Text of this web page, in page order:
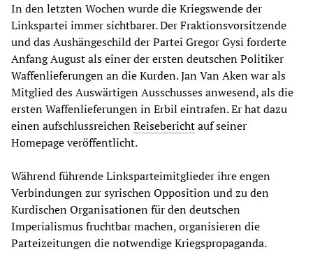
In den letzten Wochen wurde die Kriegswende der
Linkspartei immer sichtbarer. Der Fraktionsvorsitzende
und das Aushängeschild der Partei Gregor Gysi forderte
Anfang August als einer der ersten deutschen Politiker
Waffenlieferungen an die Kurden. Jan Van Aken war als
Mitglied des Auswärtigen Ausschusses anwesend, als die
ersten Waffenlieferungen in Erbil eintrafen. Er hat dazu
einen aufschlussreichenReiseberichtauf seiner
Homepage veröffentlicht.
Während führende Linksparteimitglieder ihre engen
Verbindungen zur syrischen Opposition und zu den
Kurdischen Organisationen für den deutschen
Imperialismus fruchtbar machen, organisieren die
Parteizeitungen die notwendige Kriegspropaganda.